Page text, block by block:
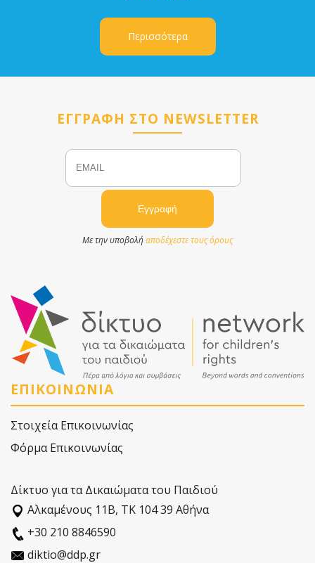
Περισσότερα
ΕΓΓΡΑΦΗ ΣΤΟ NEWSLETTER
Email
Με την υποβολήαποδέχεστε τους όρους
ΕΠΙΚΟΙΝΩΝΙΑ
Στοιχεία Επικοινωνίας
Φόρμα Επικοινωνίας
Δίκτυο για τα Δικαιώματα του Παιδιού
Αλκαµένους 11Β, ΤΚ 104 39 Αθήνα
+30 210 8846590
diktio@ddp.gr